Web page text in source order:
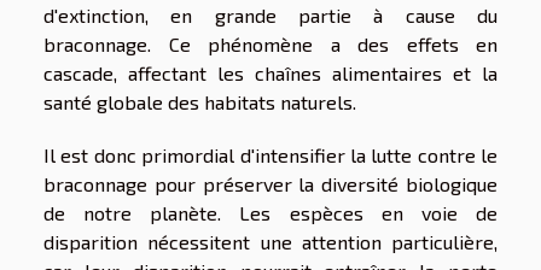
d'extinction, en grande partie à cause du
braconnage. Ce phénomène a des effets en
cascade, affectant les chaînes alimentaires et la
santé globale des habitats naturels.
Il est donc primordial d'intensifier la lutte contre le
braconnage pour préserver la diversité biologique
de notre planète. Les espèces en voie de
disparition nécessitent une attention particulière,